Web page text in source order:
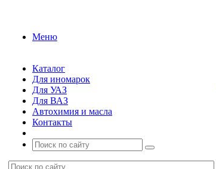
Меню
Каталог
Для иномарок
Для УАЗ
Для ВАЗ
Автохимия и масла
Контакты